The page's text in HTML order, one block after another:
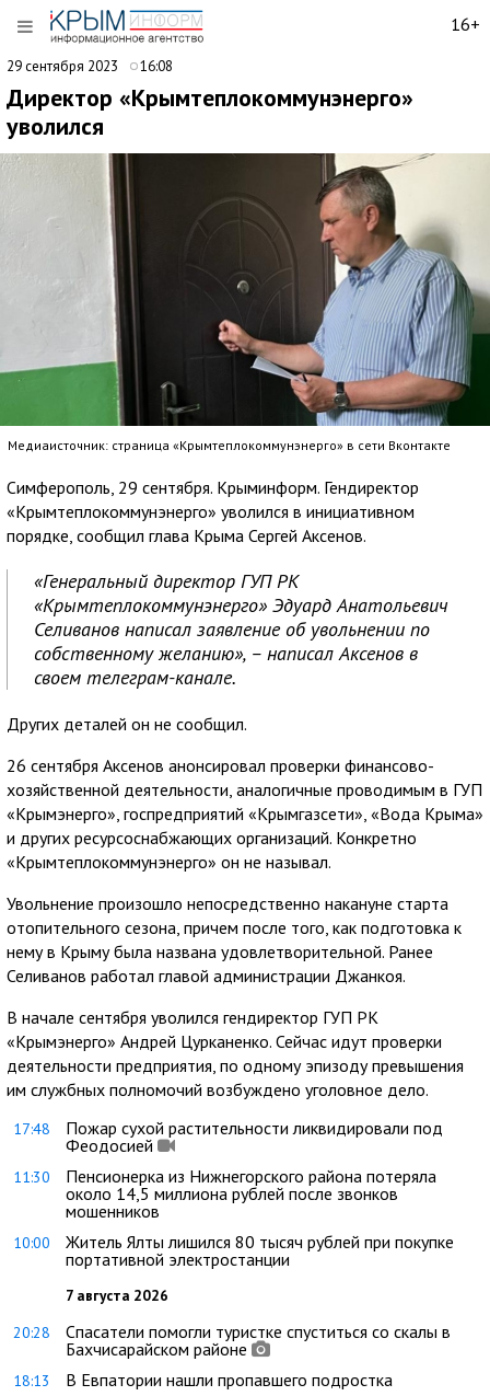
16+
29 сентября 2023 16:08
Директор «Крымтеплокоммунэнерго»
уволился
Медиаисточник: страница «Крымтеплокоммунэнерго» в сети Вконтакте
Симферополь, 29 сентября. Крыминформ. Гендиректор
«Крымтеплокоммунэнерго» уволился в инициативном
порядке, сообщил глава Крыма Сергей Аксенов.
«Генеральный директор ГУП РК
«Крымтеплокоммунэнерго» Эдуард Анатольевич
Селиванов написал заявление об увольнении по
собственному желанию», – написал Аксенов в
своем телеграм-канале.
Других деталей он не сообщил.
26 сентября Аксенов анонсировал проверки финансово-
хозяйственной деятельности, аналогичные проводимым в ГУП
«Крымэнерго», госпредприятий «Крымгазсети», «Вода Крыма»
и других ресурсоснабжающих организаций. Конкретно
«Крымтеплокоммунэнерго» он не называл.
Увольнение произошло непосредственно накануне старта
отопительного сезона, причем после того, как подготовка к
нему в Крыму была названа удовлетворительной. Ранее
Селиванов работал главой администрации Джанкоя.
В начале сентября уволился гендиректор ГУП РК
«Крымэнерго» Андрей Цурканенко. Сейчас идут проверки
деятельности предприятия, по одному эпизоду превышения
им службных полномочий возбуждено уголовное дело.
17:48
Пожар сухой растительности ликвидировали под
Феодосией
11:30
Пенсионерка из Нижнегорского района потеряла
около 14,5 миллиона рублей после звонков
мошенников
10:00
Житель Ялты лишился 80 тысяч рублей при покупке
портативной электростанции
7 августа 2026
20:28
Спасатели помогли туристке спуститься со скалы в
Бахчисарайском районе
18:13 В Евпатории нашли пропавшего подростка